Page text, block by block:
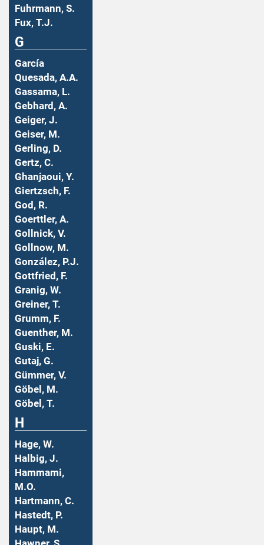
Fuhrmann, S.
Fux, T.J.
G
García
Quesada, A.A.
Gassama, L.
Gebhard, A.
Geiger, J.
Geiser, M.
Gerling, D.
Gertz, C.
Ghanjaoui, Y.
Giertzsch, F.
God, R.
Goerttler, A.
Gollnick, V.
Gollnow, M.
González, P.J.
Gottfried, F.
Granig, W.
Greiner, T.
Grumm, F.
Guenther, M.
Guski, E.
Gutaj, G.
Gümmer, V.
Göbel, M.
Göbel, T.
H
Hage, W.
Halbig, J.
Hammami,
M.O.
Hartmann, C.
Hastedt, P.
Haupt, M.